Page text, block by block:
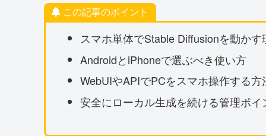
この記事のポイント
スマホ単体でStable Diffusionを動かす
AndroidとiPhoneで選ぶべき使い方
WebUIやAPIでPCをスマホ操作する方
安全にローカル生成を続ける管理ポイ